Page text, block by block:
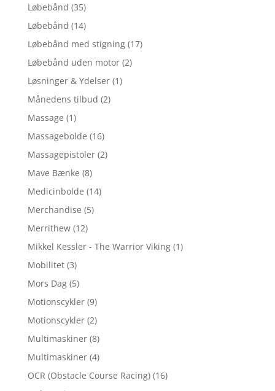
Løbebånd (35)
Løbebånd (14)
Løbebånd med stigning (17)
Løbebånd uden motor (2)
Løsninger & Ydelser (1)
Månedens tilbud (2)
Massage (1)
Massagebolde (16)
Massagepistoler (2)
Mave Bænke (8)
Medicinbolde (14)
Merchandise (5)
Merrithew (12)
Mikkel Kessler - The Warrior Viking (1)
Mobilitet (3)
Mors Dag (5)
Motionscykler (9)
Motionscykler (2)
Multimaskiner (8)
Multimaskiner (4)
OCR (Obstacle Course Racing) (16)